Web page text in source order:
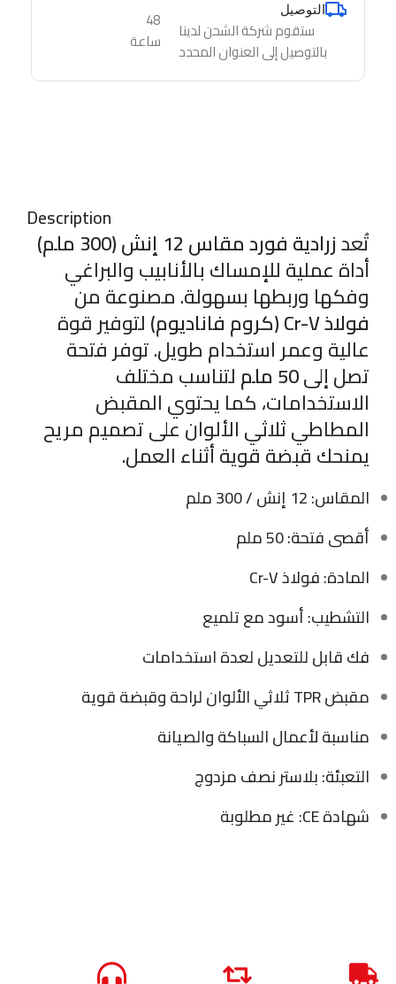
التوصيل
ستقوم شركة الشحن لدينا
بالتوصيل إلى العنوان المحدد
48
ساعة
Description
تُعدزرادية فورد مقاس 12 إنش (300 ملم)
أداة عملية للإمساك بالأنابيب والبراغي
وفكها وربطها بسهولة. مصنوعة من
فولاذ Cr-V (كروم فاناديوم) لتوفير قوة
عالية وعمر استخدام طويل. توفر فتحة
تصل إلى50 ملم لتناسب مختلف
الاستخدامات، كما يحتوي المقبض
المطاطي ثلاثي الألوان على تصميم مريح
يمنحك قبضة قوية أثناء العمل.
المقاس: 12 إنش / 300 ملم
أقصى فتحة: 50 ملم
المادة: فولاذ Cr-V
التشطيب: أسود مع تلميع
فك قابل للتعديل لعدة استخدامات
مقبض TPR ثلاثي الألوان لراحة وقبضة قوية
مناسبة لأعمال السباكة والصيانة
التعبئة: بلاستر نصف مزدوج
شهادة CE: غير مطلوبة